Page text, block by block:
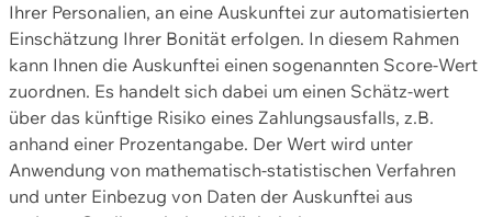
Ihrer Personalien, an eine Auskunftei zur automatisierten
Einschätzung Ihrer Bonität erfolgen. In diesem Rahmen
kann Ihnen die Auskunftei einen sogenannten Score-Wert
zuordnen. Es handelt sich dabei um einen Schätz-wert
über das künftige Risiko eines Zahlungsausfalls, z.B.
anhand einer Prozentangabe. Der Wert wird unter
Anwendung von mathematisch-statistischen Verfahren
und unter Einbezug von Daten der Auskunftei aus